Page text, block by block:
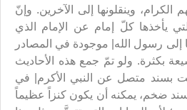
وينقلونها إلى الآخرين. وإنّ
يأخذها كلّ إمام عن الإمام الذي
إلى رسول الله| موجودة في المصادر
بكثرة. ولو تمّ جمع هذه الأحاديث
بسند متصل عن النبي الأكرم| في
ضخم، يمكنه أن يكون كنزاً عظيماً